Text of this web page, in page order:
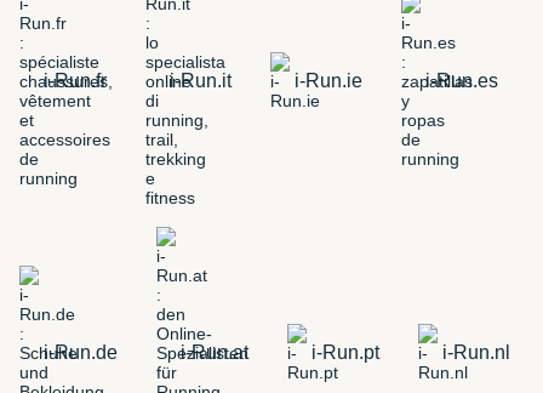
i-Run.fr i-Run.it i-Run.ie i-Run.es
i-Run.de i-Run.at i-Run.pt i-Run.nl